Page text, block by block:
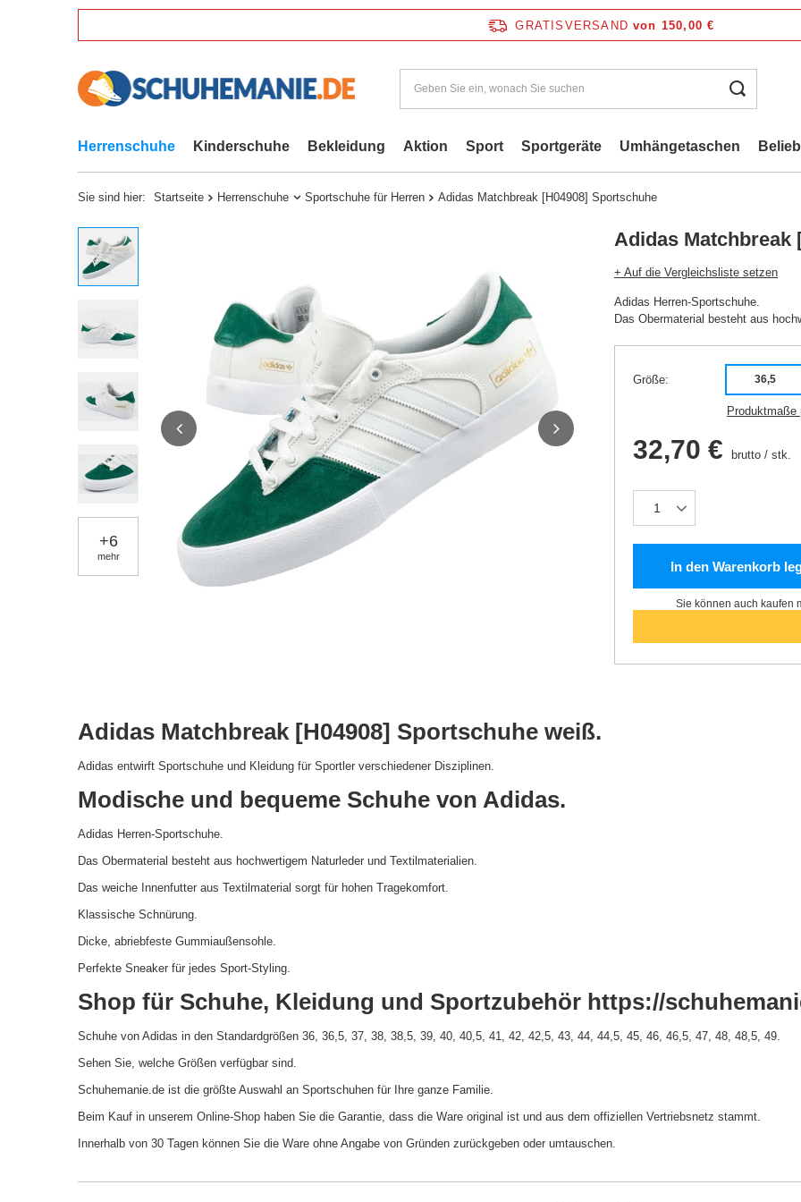
GRATISVERSAND von 150,00 €
Herrenschuhe Kinderschuhe Bekleidung Aktion Sport Sportgeräte Umhängetaschen
Sie sind hier: Startseite Herrenschuhe Sportschuhe für Herren Adidas Matchbreak [H04908] Sportschuhe
+6
mehr
Adidas Matchbreak
+ Auf die Vergleichsliste setzen
Adidas Herren-Sportschuhe.
Das Obermaterial besteht aus
Größe 36,5
Produktmaße
32,70 € brutto / stk.
In den Warenkorb
Sie können auch kaufen
Adidas Matchbreak [H04908] Sportschuhe weiß.
Adidas entwirft Sportschuhe und Kleidung für Sportler verschiedener Disziplinen.
Modische und bequeme Schuhe von Adidas.
Adidas Herren-Sportschuhe.
Das Obermaterial besteht aus hochwertigem Naturleder und Textilmaterialien.
Das weiche Innenfutter aus Textilmaterial sorgt für hohen Tragekomfort.
Klassische Schnürung.
Dicke, abriebfeste Gummiaußensohle.
Perfekte Sneaker für jedes Sport-Styling.
Shop für Schuhe, Kleidung und Sportzubehör https://
Schuhe von Adidas in den Standardgrößen 36, 36,5, 37, 38, 38,5, 39, 40, 40,5, 41, 42, 42,5, 43, 44, 44,5, 45, 46, 46,5, 47, 48, 48,5, 49.
Sehen Sie, welche Größen verfügbar sind.
Schuhemanie.de ist die größte Auswahl an Sportschuhen für Ihre ganze Familie.
Beim Kauf in unserem Online-Shop haben Sie die Garantie, dass die Ware original ist und aus dem offiziellen Vertriebsnetz stammt.
Innerhalb von 30 Tagen können Sie die Ware ohne Angabe von Gründen zurückgeben oder umtauschen.